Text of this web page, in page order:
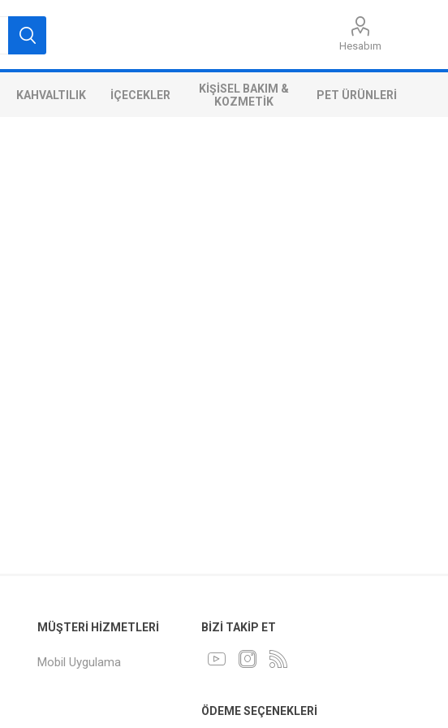
Hesabım
KAHVALTILIK İÇECEKLER
KIŞISEL BAKIM &
KOZMETIK
PET ÜRÜNLERI
MÜŞTERI HIZMETLERI
Mobil Uygulama
BIZI TAKIP ET
ÖDEME SEÇENEKLERI